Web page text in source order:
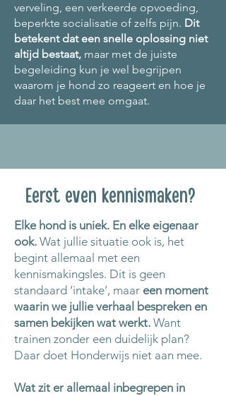
verveling, een verkeerde opvoeding,
beperkte socialisatie of zelfs pijn. Dit
betekent dat een snelle oplossing niet
altijd bestaat, maar met de juiste
begeleiding kun je wel begrijpen
waarom je hond zo reageert en hoe je
daar het best mee omgaat.
Eerst even kennismaken?
Elke hond is uniek. En elke eigenaar
ook. Wat jullie situatie ook is, het
begint allemaal met een
kennismakingsles. Dit is geen
standaard ‘intake’, maar een moment
waarin we jullie verhaal bespreken en
samen bekijken wat werkt. Want
trainen zonder een duidelijk plan?
Daar doet Honderwijs niet aan mee.
Wat zit er allemaal inbegrepen in